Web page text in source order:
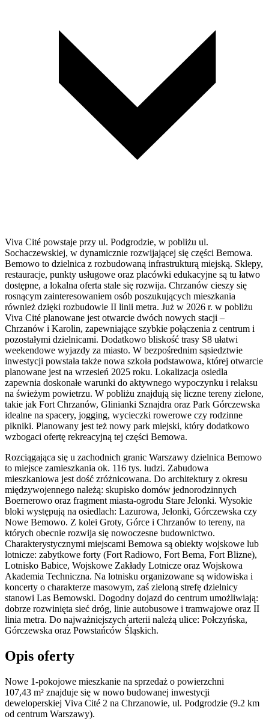
Viva Cité powstaje przy ul. Podgrodzie, w pobliżu ul.
Sochaczewskiej, w dynamicznie rozwijającej się części Bemowa.
Bemowo to dzielnica z rozbudowaną infrastrukturą miejską. Sklepy,
restauracje, punkty usługowe oraz placówki edukacyjne są tu łatwo
dostępne, a lokalna oferta stale się rozwija. Chrzanów cieszy się
rosnącym zainteresowaniem osób poszukujących mieszkania
również dzięki rozbudowie II linii metra. Już w 2026 r. w pobliżu
Viva Cité planowane jest otwarcie dwóch nowych stacji –
Chrzanów i Karolin, zapewniające szybkie połączenia z centrum i
pozostałymi dzielnicami. Dodatkowo bliskość trasy S8 ułatwi
weekendowe wyjazdy za miasto. W bezpośrednim sąsiedztwie
inwestycji powstała także nowa szkoła podstawowa, której otwarcie
planowane jest na wrzesień 2025 roku. Lokalizacja osiedla
zapewnia doskonałe warunki do aktywnego wypoczynku i relaksu
na świeżym powietrzu. W pobliżu znajdują się liczne tereny zielone,
takie jak Fort Chrzanów, Glinianki Sznajdra oraz Park Górczewska
idealne na spacery, jogging, wycieczki rowerowe czy rodzinne
pikniki. Planowany jest też nowy park miejski, który dodatkowo
wzbogaci ofertę rekreacyjną tej części Bemowa.
Rozciągająca się u zachodnich granic Warszawy dzielnica Bemowo
to miejsce zamieszkania ok. 116 tys. ludzi. Zabudowa
mieszkaniowa jest dość zróżnicowana. Do architektury z okresu
międzywojennego należą: skupisko domów jednorodzinnych
Boernerowo oraz fragment miasta-ogrodu Stare Jelonki. Wysokie
bloki występują na osiedlach: Lazurowa, Jelonki, Górczewska czy
Nowe Bemowo. Z kolei Groty, Górce i Chrzanów to tereny, na
których obecnie rozwija się nowoczesne budownictwo.
Charakterystycznymi miejscami Bemowa są obiekty wojskowe lub
lotnicze: zabytkowe forty (Fort Radiowo, Fort Bema, Fort Blizne),
Lotnisko Babice, Wojskowe Zakłady Lotnicze oraz Wojskowa
Akademia Techniczna. Na lotnisku organizowane są widowiska i
koncerty o charakterze masowym, zaś zieloną strefę dzielnicy
stanowi Las Bemowski. Dogodny dojazd do centrum umożliwiają:
dobrze rozwinięta sieć dróg, linie autobusowe i tramwajowe oraz II
linia metra. Do najważniejszych arterii należą ulice: Połczyńska,
Górczewska oraz Powstańców Śląskich.
Opis oferty
Nowe 1-pokojowe mieszkanie na sprzedaż o powierzchni
107,43 m² znajduje się w nowo budowanej inwestycji
deweloperskiej Viva Cité 2 na Chrzanowie, ul. Podgrodzie (9.2 km
od centrum Warszawy).